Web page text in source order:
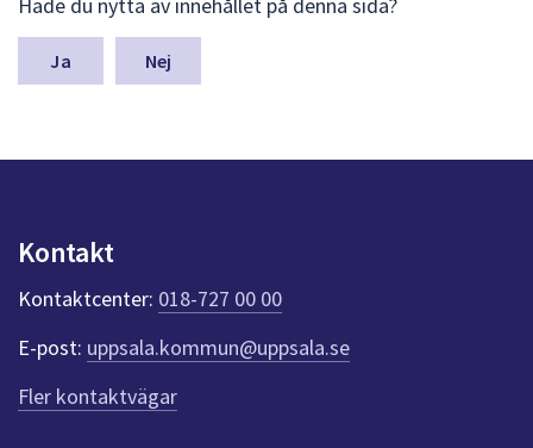
ä
m
a
n
k
t
e
r
f
ö
r
Hade du nytta av innehållet på denna sida?
Nej
Kontakt
Kontaktcenter: 018-727 00 00
E-post: uppsala.kommun@uppsala.se
Fler kontaktvägar